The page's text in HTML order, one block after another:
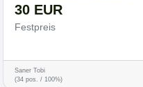
30 EUR
Festpreis
Saner Tobi
(34 pos. / 100%)